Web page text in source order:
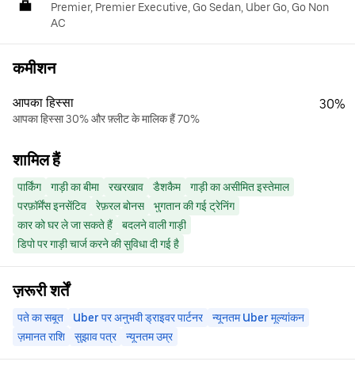
Premier, Premier Executive, Go Sedan, Uber Go, Go Non
AC
कमीशन
आपका हिस्सा
आपका हिस्सा 30% और फ़्लीट के मालिक हैं 70%
30%
शामिल हैं
पार्किंग गाड़ी का बीमा रखरखाव डैशकैम
गाड़ी का असीमित इस्तेमाल
परफ़ॉर्मेंस इनसेंटिव
रेफ़रल बोनस
भुगतान की गई ट्रेनिंग
कार को घर ले जा सकते हैं
बदलने वाली गाड़ी
डिपो पर गाड़ी चार्ज करने की सुविधा दी गई है
ज़रूरी शर्तें
पते का सबूत Uber पर अनुभवी ड्राइवर पार्टनर
न्यूनतम Uber मूल्यांकन
ज़मानत राशि
सुझाव पत्र न्यूनतम उम्र